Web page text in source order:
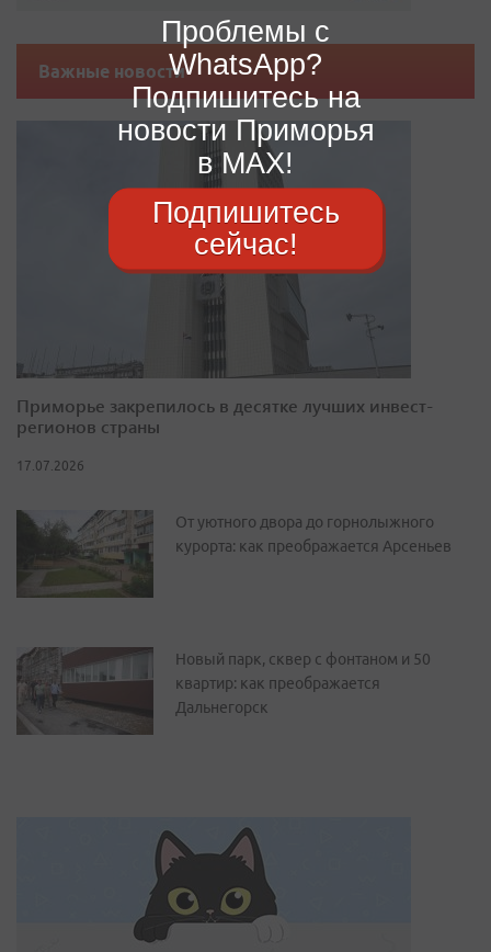
Важные новости
Приморье закрепилось в десятке лучших инвест-
регионов страны
17.07.2026
От уютного двора до горнолыжного
курорта: как преображается Арсеньев
Новый парк, сквер с фонтаном и 50
квартир: как преображается
Дальнегорск
Проблемы с
WhatsApp?
Подпишитесь на
новости Приморья
в MAX!
Подпишитесь
сейчас!